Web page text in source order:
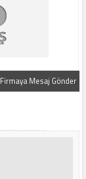
Firmaya Mesaj Gönder